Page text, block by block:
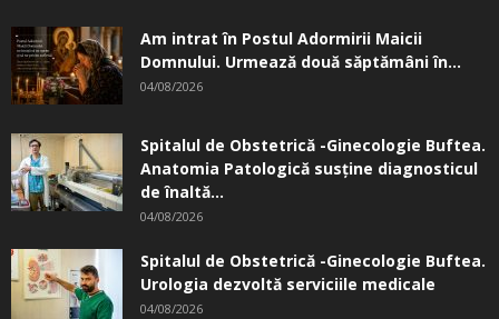
Am intrat în Postul Adormirii Maicii
Domnului. Urmează două săptămâni în...
04/08/2026
Spitalul de Obstetrică -Ginecologie Buftea.
Anatomia Patologică susţine diagnosticul
de înaltă...
04/08/2026
Spitalul de Obstetrică -Ginecologie Buftea.
Urologia dezvoltă serviciile medicale
04/08/2026